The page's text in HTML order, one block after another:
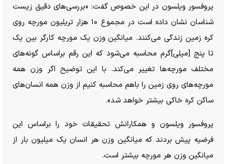
پروفسور ویلسون در این خصوص گفت: «بررسی‌های دقیق زیست
شناسان نشان داده است در مجموع ۱۰ هزار تریلیون مورچه روی
کره زمین زندگی می‌کنند. میانگین وزن یک مورچه کارگر بین یک
تا پنج [میلی]گرم محاسبه می‌شود که این رقم براساس گونه‌های
مختلف مورچه‌ها تغییر می‌کند. با این توضیح اگر وزن همه
مورچه‌های روی زمین را باهم محاسبه کنیم از وزن همه انسان‌های
ساکن کره خاکی بیشتر خواهد شد».
پروفسور ویلسون و همکارانش تحقیقات خود را براساس این
فرضیه پیش بردند که میانگین وزن هر انسان یک میلیون بار از
میانگین وزن هر مورچه بیشتر است.